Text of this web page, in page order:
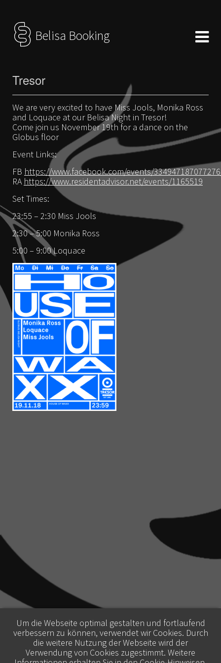
Belisa Booking
Tresor
We are very excited to have Miss Jools, Monika Ross
and Loquace at our Belisa Night in Tresor!
Come join us November 19th for a dance on the
Globus floor
Event Links:
FB https://www.facebook.com/events/
RA https://www.residentadvisor.net/events/1165519
Set Times:
23:55 – 2:30 Miss Jools
2:30 – 5:00 Monika Ross
5:00 – 9:00 Loquace
Um die Webseite optimal gestalten und fortlaufend
verbessern zu können, verwendet wir Cookies. Durch
die weitere Nutzung der Webseite wird der
Verwendung von Cookies zugestimmt. Weitere